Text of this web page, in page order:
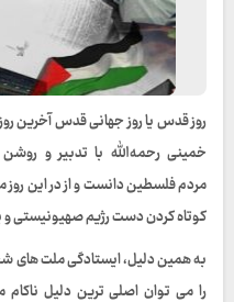
روز قدس یا روز جهانی قدس آخرین
خمینی رحمه‌الله با تدبیر و
مردم فلسطین دانست و از در این روز
کوتاه کردن دست رژیم صهیونیستی و
به همین دلیل، ایستادگی ملت های
را می توان اصلی ترین دلیل